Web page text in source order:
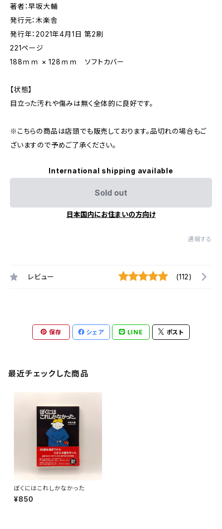
著者：早坂大輔
発行元：木楽舎
発行年：2021年4月1日 第2刷
221ページ
188ｍｍ × 128ｍｍ ソフトカバー
【状態】
目立った汚れや傷みは無く全体的に良好です。
※こちらの商品は店頭でも販売しております。品切れの場合もご
ざいますので予めご了承ください。
International shipping available
Sold out
日本国内にお住まいの方向け
通報する
レビュー (112)
保存 シェア LINE ポスト
最近チェックした商品
ぼくにはこれしかなかった
¥850